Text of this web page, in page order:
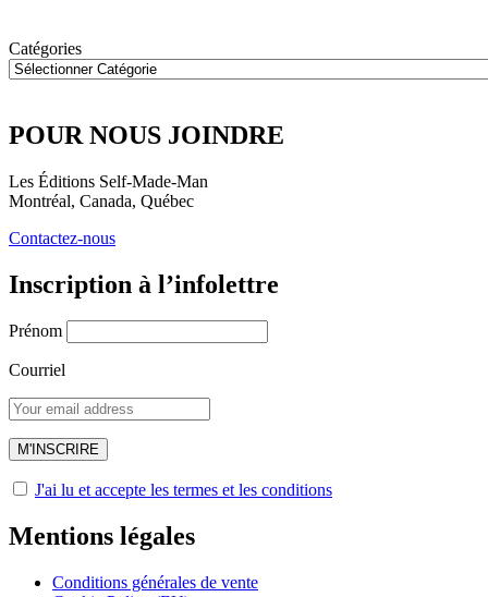
Catégories
POUR NOUS JOINDRE
Les Éditions Self-Made-Man
Montréal, Canada, Québec
Contactez-nous
Inscription à l’infolettre
Prénom
Courriel
J'ai lu et accepte les termes et les conditions
Mentions légales
Conditions générales de vente